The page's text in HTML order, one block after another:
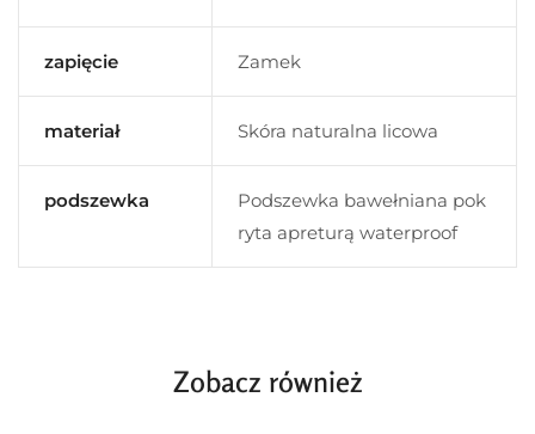
zapięcie Zamek
materiał Skóra naturalna licowa
podszewka
Podszewka bawełniana pok
ryta apreturą waterproof
Zobacz również